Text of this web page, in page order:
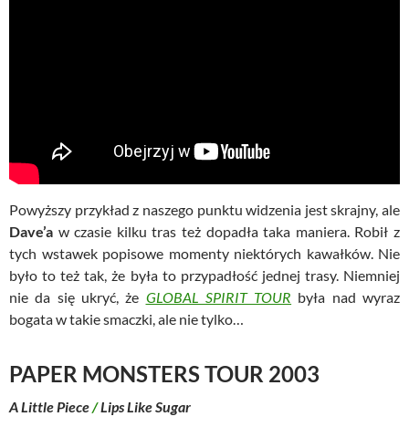
Powyższy przykład z naszego punktu widzenia jest skrajny, ale
Dave’a w czasie kilku tras też dopadła taka maniera. Robił z
tych wstawek popisowe momenty niektórych kawałków. Nie
było to też tak, że była to przypadłość jednej trasy. Niemniej
nie da się ukryć, że GLOBAL SPIRIT TOUR była nad wyraz
bogata w takie smaczki, ale nie tylko…
PAPER MONSTERS TOUR 2003
A Little Piece /Lips Like Sugar